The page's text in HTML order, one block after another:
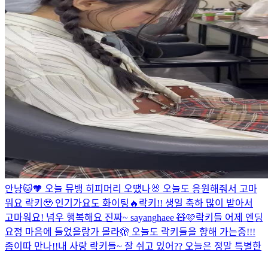
안냥🐱🧡 오늘 뮤뱅 히피머리 오땠나🐰 오늘도 응원해줘서 고마
워요 락키🥹 인기가요도 화이팅🔥 락키!! 생일 축하 많이 받아서
고마워요! 넘우 행복해요 진짜~ sayanghaee 🧸🩷락키들 어제 엔딩
요정 마음에 들었을랑가 몰라🫣 오늘도 락키들을 향해 가는중!!!
좀이따 만나!!내 사랑 락키들~ 잘 쉬고 있어?? 오늘은 정말 특별한